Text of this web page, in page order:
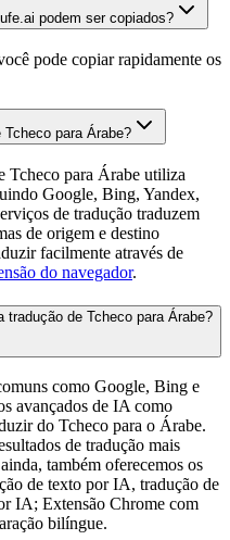
podem ser copiados?
pode copiar rapidamente os
para Árabe?
Tcheco para Árabe utiliza
Google, Bing, Yandex,
de tradução traduzem
de origem e destino
facilmente através de
do navegador.
de Tcheco para Árabe?
como Google, Bing e
avançados de IA como
do Tcheco para o Árabe.
de tradução mais
também oferecemos os
de texto por IA, tradução de
IA; Extensão Chrome com
bilíngue.